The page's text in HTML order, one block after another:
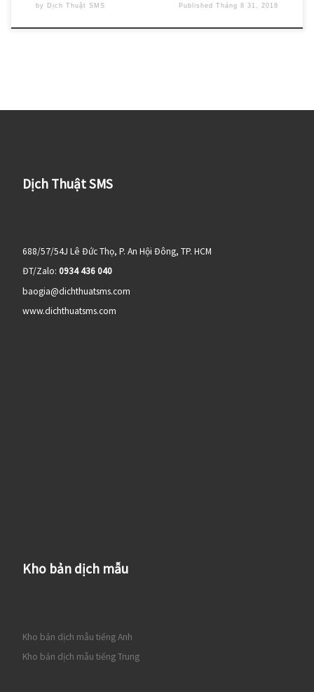
by Dịch Thuật SMS PublishedTháng 8 31, 2018
Dịch Thuật SMS
688/57/54J Lê Đức Thọ, P. An Hội Đông, TP. HCM
ĐT/Zalo: 0934 436 040
baogia@dichthuatsms.com
www.dichthuatsms.com
Kho bản dịch mẫu
Kho bản dịch mẫu tiếng Anh
Kho bản dịch mẫu tiếng Trung